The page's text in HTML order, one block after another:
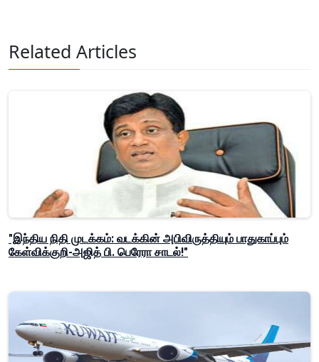
Related Articles
"இந்திய நிதி முடக்கம்: வடக்கின் அபிவிருத்தியும் பாதுகாப்பும்
கேள்விக்குறி-அஜித் பி. பெரேரா சாடல்!"